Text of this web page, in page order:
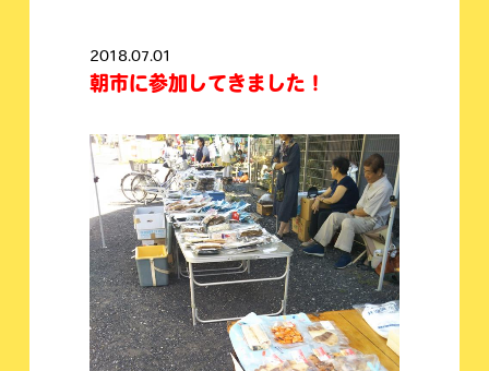
2018.07.01
朝市に参加してきました！